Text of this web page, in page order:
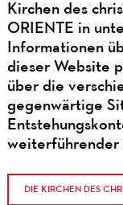
Kirchen des
ORIENTE in
Informationen
dieser Website
über die
gegenwärtige
weiterführender
DIE KIRCHEN DES